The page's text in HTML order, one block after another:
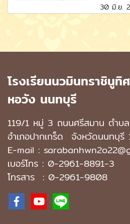
30 มิ.ย.
โรงเรียนนวมินทราชินูทิศ
หอวัง นนทบุรี
119/1 หมู่ 3 ถนนศรีสมาน ตำบล
อำเภอปากเกร็ด จังหวัดนนทบุรี
E-mail :
เบอร์โทร : 0-2961-8891-3
โทรสาร : 0-2961-9808